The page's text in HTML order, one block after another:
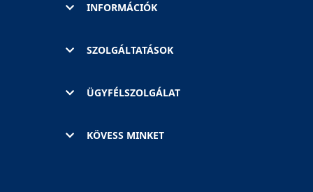
INFORMÁCIÓK
SZOLGÁLTATÁSOK
ÜGYFÉLSZOLGÁLAT
KÖVESS MINKET